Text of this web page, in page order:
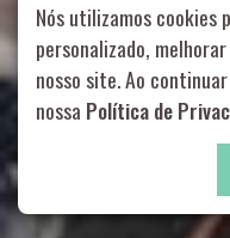
Rua Aurélia, 1714 –
99178-5848 |
Nós utilizamos cookies
personalizado,
nosso site. Ao
nossa Política de